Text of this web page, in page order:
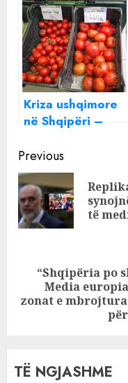
Kriza ushqimore
në Shqipëri –
kapërcen dyfish
çmimin e naftës,
shkon në 440
lekë/kg!
Continue
Reading
Previous
të
Next
post:
“Shqipëria po
Media
zonat e
TË NGJASHME